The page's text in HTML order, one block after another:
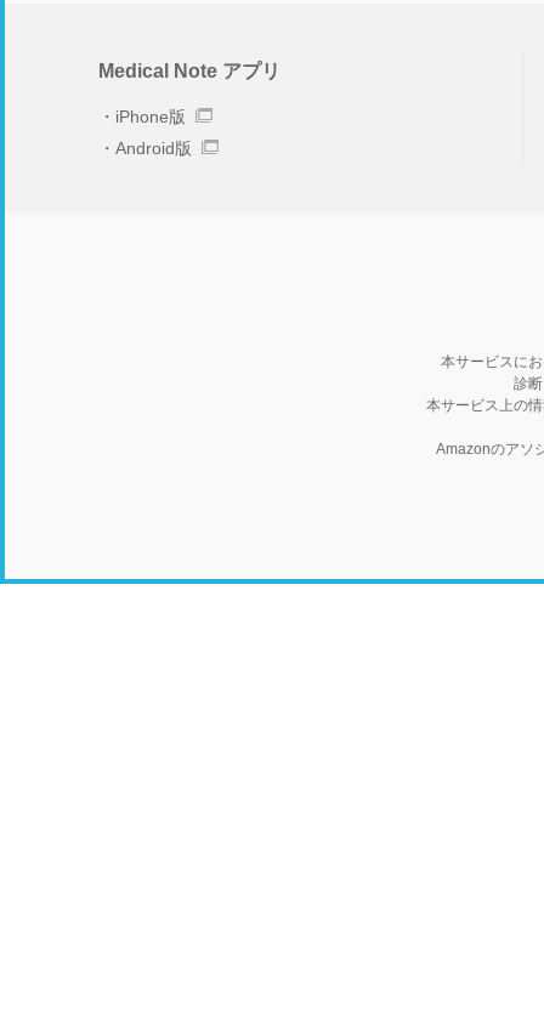
Medical Note アプリ
iPhone版
Android版
本サービスに
診
本サービス上の
Amazonのアソ